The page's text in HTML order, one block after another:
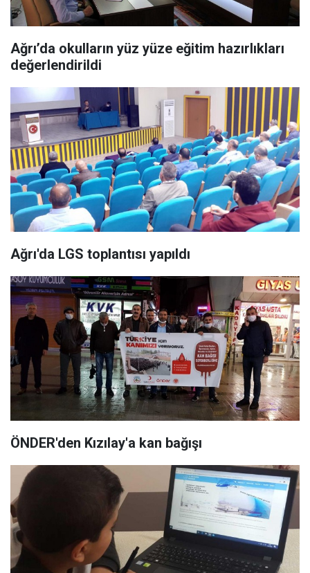
Ağrı’da okulların yüz yüze eğitim hazırlıkları
değerlendirildi
Ağrı'da LGS toplantısı yapıldı
ÖNDER'den Kızılay'a kan bağışı